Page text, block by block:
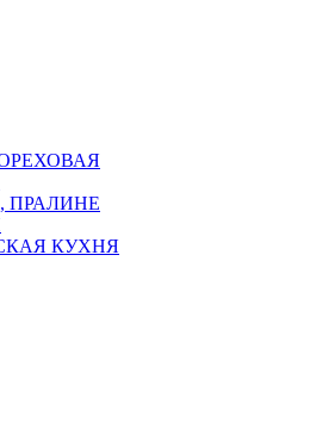
ПРАЛИНЕ
КУХНЯ